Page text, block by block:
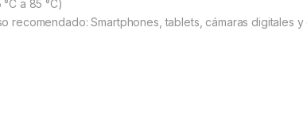
°C a 85 °C)
recomendado: Smartphones, tablets, cámaras digitales